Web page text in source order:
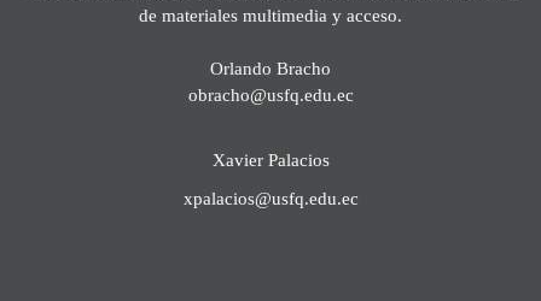
de materiales multimedia y acceso.
Orlando Bracho
obracho@usfq.edu.ec
Xavier Palacios
xpalacios@usfq.edu.ec